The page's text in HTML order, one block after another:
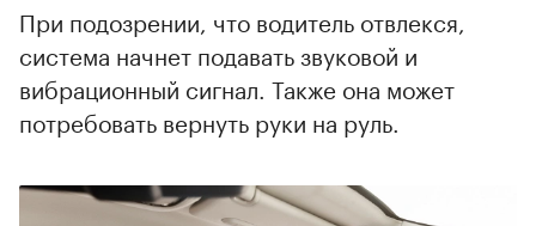
При подозрении, что водитель отвлекся,
система начнет подавать звуковой и
вибрационный сигнал. Также она может
потребовать вернуть руки на руль.